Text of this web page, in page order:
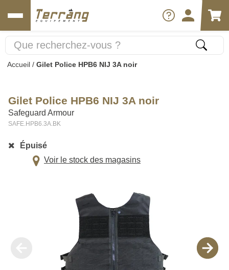
Accueil / Gilet Police HPB6 NIJ 3A noir
Gilet Police HPB6 NIJ 3A noir
Safeguard Armour
SAFE.HPB6.3A.BK
Épuisé
Voir le stock des magasins